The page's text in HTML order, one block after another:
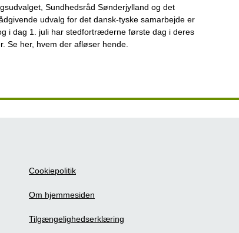
Sundhedsråd Sønderjylland og det
udvalg for det dansk-tyske samarbejde er
i dag 1. juli har stedfortræderne første dag i deres
Se her, hvem der afløser hende.
Cookiepolitik
Om hjemmesiden
Tilgængelighedserklæring